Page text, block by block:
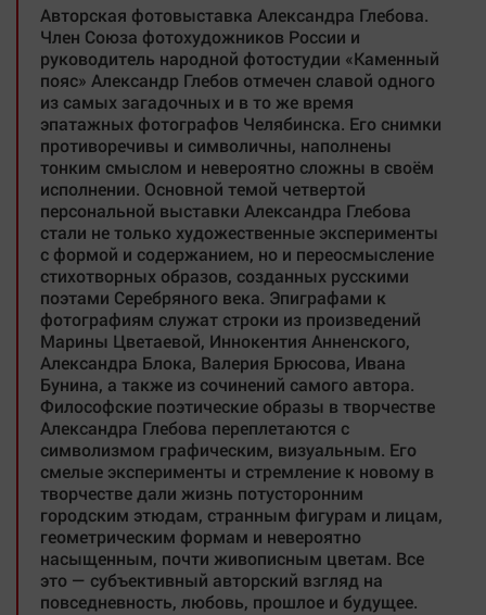
Блогеркуль
Быстрый медиазавод
Вирус чтения
Вкусное
Гороскоп
Дети
ЖКХ
Интервью
Качество жизни
Конкурс
Народная журналистика
Наука
Обсуждаем
Отдых
Персона
Последняя инстанция
Светская жизнь
Тенденции
Авторская фотовыставка Александра Глебова.
Член Союза фотохудожников России и
руководитель народной фотостудии «Каменный
пояс» Александр Глебов отмечен славой одного
из самых загадочных и в то же время
эпатажных фотографов Челябинска. Его снимки
противоречивы и символичны, наполнены
тонким смыслом и невероятно сложны в своём
исполнении. Основной темой четвертой
персональной выставки Александра Глебова
стали не только художественные эксперименты
с формой и содержанием, но и переосмысление
стихотворных образов, созданных русскими
поэтами Серебряного века. Эпиграфами к
фотографиям служат строки из произведений
Марины Цветаевой, Иннокентия Анненского,
Александра Блока, Валерия Брюсова, Ивана
Бунина, а также из сочинений самого автора.
Философские поэтические образы в творчестве
Александра Глебова переплетаются с
символизмом графическим, визуальным. Его
смелые эксперименты и стремление к новому в
творчестве дали жизнь потусторонним
городским этюдам, странным фигурам и лицам,
геометрическим формам и невероятно
насыщенным, почти живописным цветам. Все
это — субъективный авторский взгляд на
повседневность, любовь, прошлое и будущее.